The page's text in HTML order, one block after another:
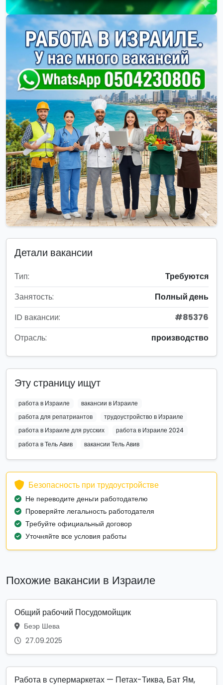
Детали вакансии
Тип:
Требуются
Занятость:
Полный день
ID вакансии:
#85376
Отрасль:
производство
Эту страницу ищут
работа в Израиле
вакансии в Израиле
работа для репатриантов
трудоустройство в Израиле
работа в Израиле для русских
работа в Израиле 2024
работа в Тель Авив
вакансии Тель Авив
Безопасность при трудоустройстве
Не переводите деньги работодателю
Проверяйте легальность работодателя
Требуйте официальный договор
Уточняйте все условия работы
Похожие вакансии в Израиле
Общий рабочий Посудомойщик
Беэр Шева
27.09.2025
Работа в супермаркетах — Петах-Тиква, Бат Ям,